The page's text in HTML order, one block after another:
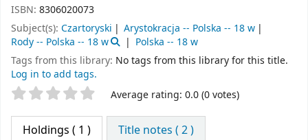
ISBN: 8306020073
Subject(s): Czartoryski
Arystokracja -- Polska -- 18 w
Rody -- Polska -- 18 w
Polska -- 18 w
Tags from this library: No tags from this library for this title.
Log in to add tags.
Star ratings Average rating: 0.0 (0 votes)
Holdings ( 1 )
Title notes ( 2 )